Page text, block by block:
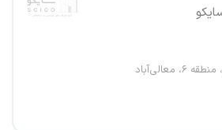
۶، معالی‌آباد